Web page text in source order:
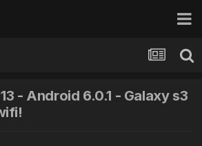
- Android 6.0.1 - Galaxy s3